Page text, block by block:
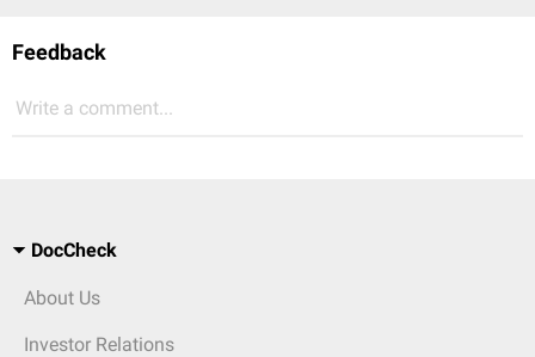
Feedback
Write a comment...
DocCheck
About Us
Investor Relations